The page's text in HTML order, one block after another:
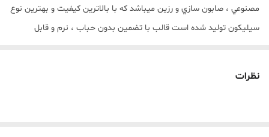
مصنوعي ، صابون سازي و رزين ميباشد که با بالاترين کيفيت و بهترين نوع
سيليکون توليد شده است قالب با تضمين بدون حباب ، نرم و قابل
نظرات